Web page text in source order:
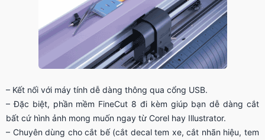
– Kết nối với máy tính dễ dàng thông qua cổng USB.
– Đặc biệt, phần mềm FineCut 8 đi kèm giúp bạn dễ dàng cắt
bất cứ hình ảnh mong muốn ngay từ Corel hay Illustrator.
– Chuyên dùng cho cắt bế (cắt decal tem xe, cắt nhãn hiệu, tem